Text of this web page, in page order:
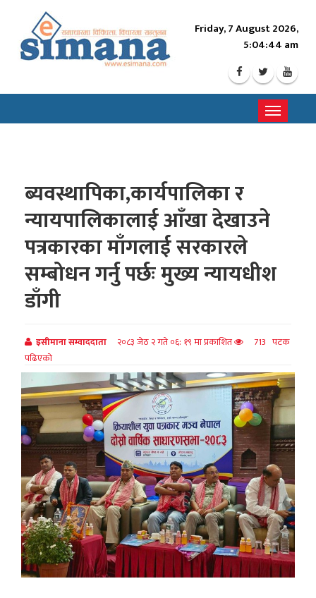
Friday, 7 August 2026,
5:04:46 am
Toggle
ब्यवस्थापिका,कार्यपालिका र
न्यायपालिकालाई आँखा देखाउने
पत्रकारका माँगलाई सरकारले
सम्बोधन गर्नु पर्छः मुख्य न्यायधीश
डाँगी
इसीमाना सम्वाददाता २०८३ जेठ २ गते ०६: १९ मा प्रकाशित
713 पटक
पढिएको